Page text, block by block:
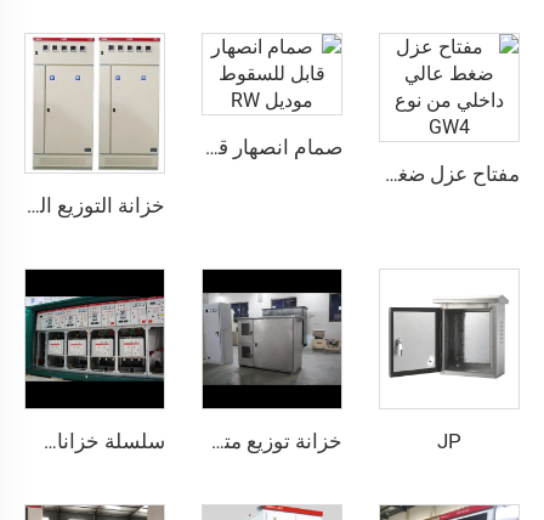
مفتاح عزل ضغط عالي داخلي من نوع GW4
صمام انصهار قابل للسقوط موديل RW
خزانة التوزيع الكهربائي منخفضة الجهد من نوع GGD
JP خزانة توزيع متعددة الوظائف لتحكم الطاقة في المصنع والمبني سلسلة خزانات التوزيع XGN15